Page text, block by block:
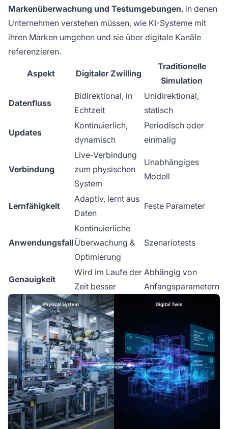
Markenüberwachung und Testumgebungen, in denen
Unternehmen verstehen müssen, wie KI-Systeme mit
ihren Marken umgehen und sie über digitale Kanäle
referenzieren.
Aspekt Digitaler Zwilling
Traditionelle
Simulation
Datenfluss
Bidirektional, in
Echtzeit
Unidirektional,
statisch
Updates
Kontinuierlich,
dynamisch
Periodisch oder
einmalig
Verbindung
Live-Verbindung
zum physischen
System
Unabhängiges
Modell
Lernfähigkeit
Adaptiv, lernt aus
Daten
Feste Parameter
Anwendungsfall
Kontinuierliche
Überwachung &
Optimierung
Szenariotests
Genauigkeit
Wird im Laufe der
Zeit besser
Abhängig von
Anfangsparametern